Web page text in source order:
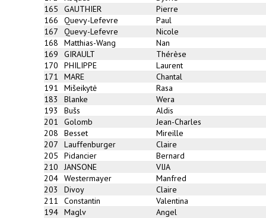
165
GAUTHIER
Pierre
166
Quevy-Lefevre
Paul
167
Quevy-Lefevre
Nicole
168
Matthias-Wang
Nan
169
GIRAULT
Thérèse
170
PHILIPPE
Laurent
171
MARE
Chantal
191
Mišeikytė
Rasa
183
Blanke
Wera
193
Bušs
Aldis
201
Golomb
Jean-Charles
208
Besset
Mireille
207
Lauffenburger
Claire
205
Pidancier
Bernard
210
JANSONE
VIJA
204 Westermayer
Manfred
203
Divoy
Claire
211
Constantin
Valentina
194 Maglv
Angel